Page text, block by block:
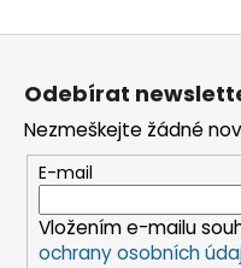
Odebírat
Nezmeškejte žádné
E-mail
Vložením e-mailu
ochrany osobních